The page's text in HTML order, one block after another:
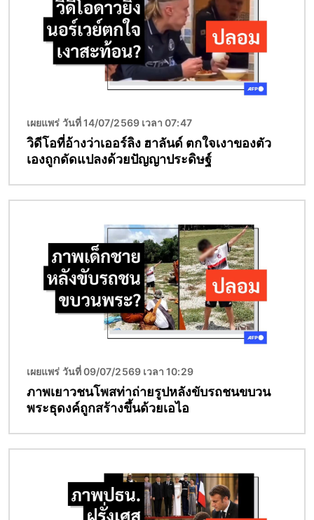
เผยแพร่ วันที่ 14/07/2569 เวลา 07:47
วิดีโอที่อ้างว่าเออร์ลิง ฮาลันด์ ตกใจเงาของตัว
เองถูกดัดแปลงด้วยปัญญาประดิษฐ์
เผยแพร่ วันที่ 09/07/2569 เวลา 10:29
ภาพเยาวชนโพสท่าถ่ายรูปหลังขับรถชนขบวน
พระธุดงค์ถูกสร้างขึ้นด้วยเอไอ